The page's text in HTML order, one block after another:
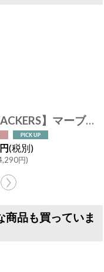
【STACKERS】マーブル 8フック ジュエリースタンド Marble 8 Hook Jewellery Stand ローズゴールド マーブル アクセサリースタンド スタッカーズ ロンドン
円(税別)
円)
商品も買っていま